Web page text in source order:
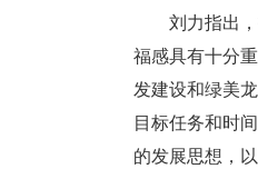
刘力指出，
福感具有十分
发建设和绿美
目标任务和时
的发展思想，